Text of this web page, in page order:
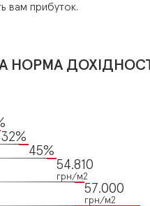
вам прибуток.
НОРМА
32%
45%
54.810
грн/м2
57.000
грн/м2